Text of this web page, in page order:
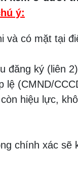
ý:
và có mặt tại
đăng ký (liên
(CMND/
hiệu lực,
chính xác